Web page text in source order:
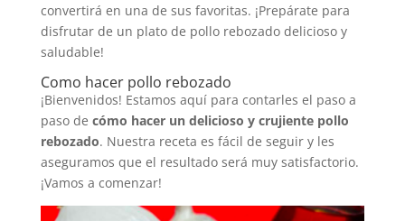
convertirá en una de sus favoritas. ¡Prepárate para
disfrutar de un plato de pollo rebozado delicioso y
saludable!
Como hacer pollo rebozado
¡Bienvenidos! Estamos aquí para contarles el paso a
paso de cómo hacer un delicioso y crujiente pollo
rebozado. Nuestra receta es fácil de seguir y les
aseguramos que el resultado será muy satisfactorio.
¡Vamos a comenzar!